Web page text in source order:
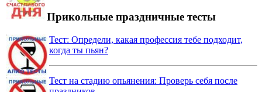
Прикольные праздничные тесты
Тест: Определи, какая профессия тебе подходит,
когда ты пьян?
Тест на стадию опьянения: Проверь себя после